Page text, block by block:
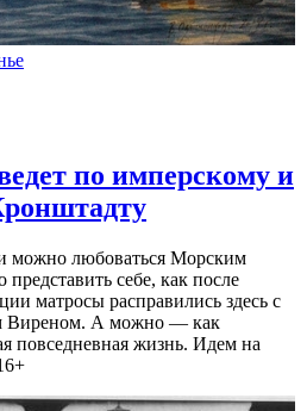
по имперскому и
можно любоваться Морским
себе, как после
матросы расправились здесь с
Виреном. А можно — как
повседневная жизнь. Идем на